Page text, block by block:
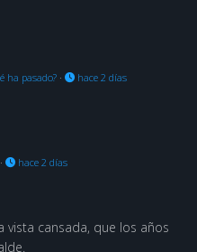
ha pasado? · hace 2 días
· hace 2 días
vista cansada, que los años